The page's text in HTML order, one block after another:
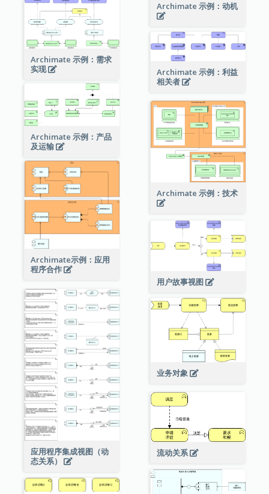
Archimate 示例：动机
Archimate 示例：需求
实现
Archimate 示例：利益
相关者
Archimate 示例：产品
及运输
Archimate 示例：技术
Archimate示例：应用
程序合作
用户故事视图
应用程序集成视图（动
态关系）
业务对象
流动关系